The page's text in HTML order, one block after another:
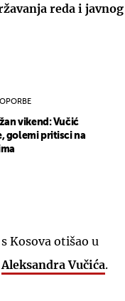
reda i javnog
vikend: Vučić
golemi pritisci na
Kosova otišao u
Aleksandra Vučića.